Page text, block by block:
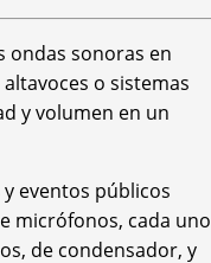
ondas sonoras en
o sistemas
y volumen en un
y eventos públicos
micrófonos, cada uno
de condensador, y